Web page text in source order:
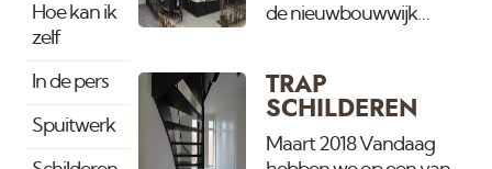
Hoe kan ik
zelf
In de pers
Spuitwerk
de nieuwbouwwijk
waar we het stuukwerk en
spuiten van de wanden,
plafonds en het houtwerk
TRAP
SCHILDEREN
Maart 2018 Vandaag